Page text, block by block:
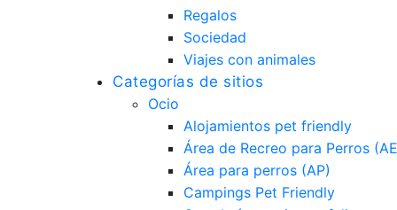
Regalos
Sociedad
Viajes con animales
Categorías de sitios
Ocio
Alojamientos pet friendly
Área de Recreo para Perros
Área para perros (AP)
Campings Pet Friendly